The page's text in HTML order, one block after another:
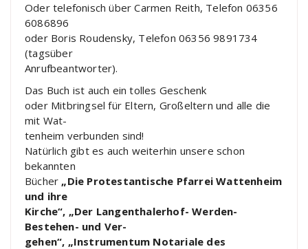
Oder telefonisch über Carmen Reith, Telefon 06356
6086896
oder Boris Roudensky, Telefon 06356 9891734
(tagsüber
Anrufbeantworter).
Das Buch ist auch ein tolles Geschenk
oder Mitbringsel für Eltern, Großeltern und alle die
mit Wat-
tenheim verbunden sind!
Natürlich gibt es auch weiterhin unsere schon
bekannten
Bücher „Die Protestantische Pfarrei Wattenheim
und ihre
Kirche“, „Der Langenthalerhof- Werden-
Bestehen- und Ver-
gehen“, „Instrumentum Notariale des